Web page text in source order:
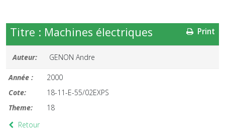
Print
Titre : Machines électriques
Auteur: GENON Andre
Année :
2000
Cote:
18-11-E-55/02EXPS
Theme:
18
Retour